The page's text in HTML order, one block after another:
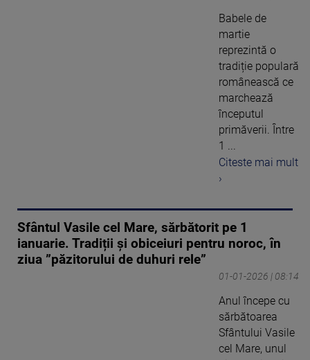
Babele de
martie
reprezintă o
tradiție populară
românească ce
marchează
începutul
primăverii. Între
1 ...
Citeste mai mult
›
Sfântul Vasile cel Mare, sărbătorit pe 1
ianuarie. Tradiții și obiceiuri pentru noroc, în
ziua ”păzitorului de duhuri rele”
01-01-2026 | 08:14
Anul începe cu
sărbătoarea
Sfântului Vasile
cel Mare, unul